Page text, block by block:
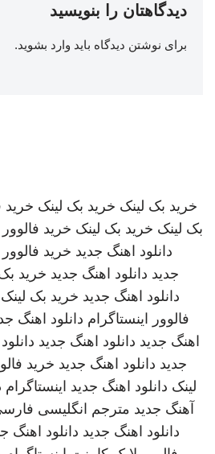
دیدگاهتان را بنویسید
برای نوشتن دیدگاه باید وارد بشوید.
خرید بک لینک خرید بک لینک خرید
بک لینک خرید بک لینک خرید فالوور
دانلود اهنگ جدید خرید فالوور
جدید دانلود اهنگ جدید خرید
دانلود اهنگ جدید خرید بک لینک
فالوور اینستاگرام دانلود اهنگ
اهنگ جدید دانلود اهنگ جدید
جدید دانلود اهنگ جدید خرید
لینک دانلود اهنگ جدید اینستاگرام
آهنگ جدید مترجم انگلیسی
دانلود اهنگ جدید دانلود اهنگ